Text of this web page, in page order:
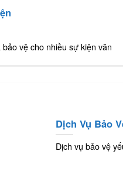
vệ cho nhiều sự kiện văn
Dịch Vụ Bảo
Dịch vụ bảo vệ